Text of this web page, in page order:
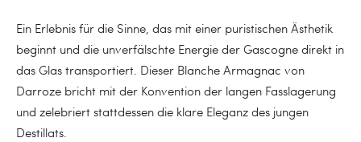
Ein Erlebnis für die Sinne, das mit einer puristischen Ästhetik
beginnt und die unverfälschte Energie der Gascogne direkt in
das Glas transportiert. Dieser Blanche Armagnac von
Darroze bricht mit der Konvention der langen Fasslagerung
und zelebriert stattdessen die klare Eleganz des jungen
Destillats.